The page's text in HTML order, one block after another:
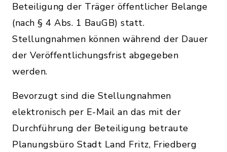
Beteiligung der Träger öffentlicher Belange
(nach § 4 Abs. 1 BauGB) statt.
Stellungnahmen können während der Dauer
der Veröffentlichungsfrist abgegeben
werden.
Bevorzugt sind die Stellungnahmen
elektronisch per E-Mail an das mit der
Durchführung der Beteiligung betraute
Planungsbüro Stadt Land Fritz, Friedberg